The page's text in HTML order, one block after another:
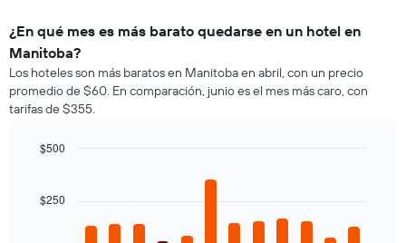
¿En qué mes es más barato quedarse en un hotel en
Manitoba?
Los hoteles son más baratos en Manitoba en abril, con un precio
promedio de $60. En comparación, junio es el mes más caro, con
tarifas de $355.
with
$250
$500